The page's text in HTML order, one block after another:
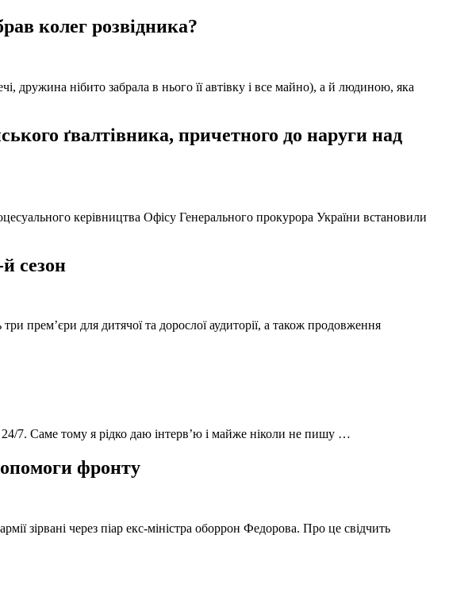
колег розвідника?
дружина нібито забрала в нього її автівку і все майно), а й людиною, яка
ґвалтівника, причетного до наруги над
керівництва Офісу Генерального прокурора України встановили
сезон
прем’єри для дитячої та дорослої аудиторії, а також продовження
7. Саме тому я рідко даю інтерв’ю і майже ніколи не пишу …
фронту
зірвані через піар екс-міністра оборрон Федорова. Про це свідчить